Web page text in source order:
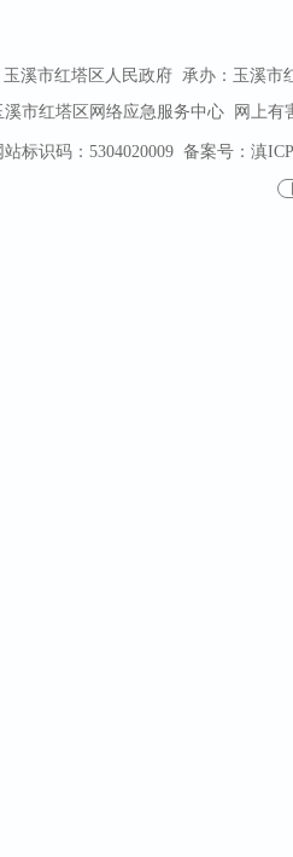
玉溪市红塔区人民政府 承办：玉溪市
溪市红塔区网络应急服务中心 网上有
站标识码：5304020009备案号：滇